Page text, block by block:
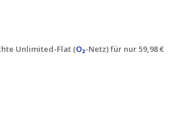
Unlimited-Flat (O₂-Netz) für nur 59,98 €